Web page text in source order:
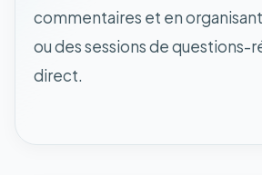
commentaires et en
ou des sessions de questions-
direct.